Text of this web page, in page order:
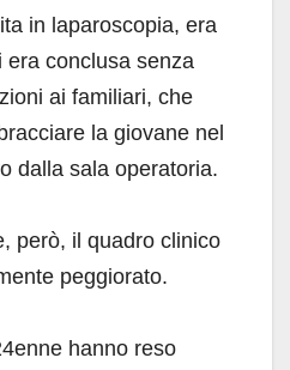
in laparoscopia, era
era conclusa senza
ai familiari, che
la giovane nel
dalla sala operatoria.
però, il quadro clinico
peggiorato.
hanno reso